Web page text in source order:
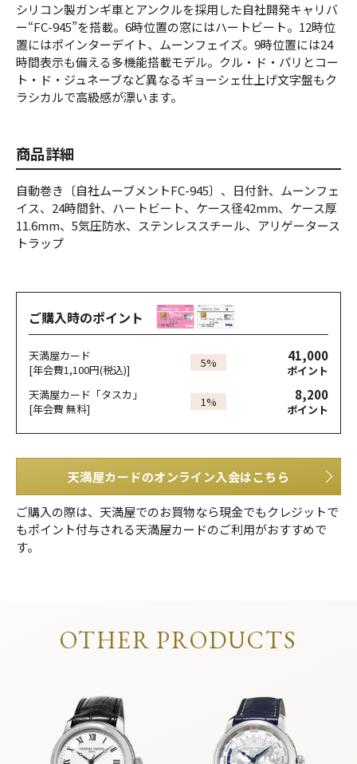
シリコン製ガンギ車とアンクルを採用した自社開発キャリバ
ー“FC-945”を搭載。6時位置の窓にはハートビート。12時位
置にはポインターデイト、ムーンフェイズ。9時位置には24
時間表示も備える多機能搭載モデル。クル・ド・パリとコー
ト・ド・ジュネーブなど異なるギョーシェ仕上げ文字盤もク
ラシカルで高級感が漂います。
商品詳細
自動巻き〔自社ムーブメントFC-945〕、日付針、ムーンフェ
イス、24時間針、ハートビート、ケース径42mm、ケース厚
11.6mm、5気圧防水、ステンレススチール、アリゲータース
トラップ
ご購入時のポイント
天満屋カード
[年会費1,100円(税込)]
5% 41,000
ポイント
天満屋カード「タスカ」
[年会費 無料]
1% 8,200
ポイント
天満屋カードのオンライン入会はこちら
ご購入の際は、天満屋でのお買物なら現金でもクレジットで
もポイント付与される天満屋カードのご利用がおすすめで
す。
OTHER PRODUCTS